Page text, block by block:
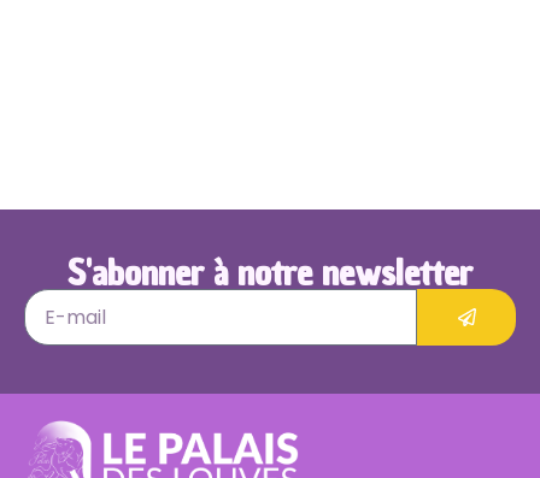
S'abonner à notre newsletter